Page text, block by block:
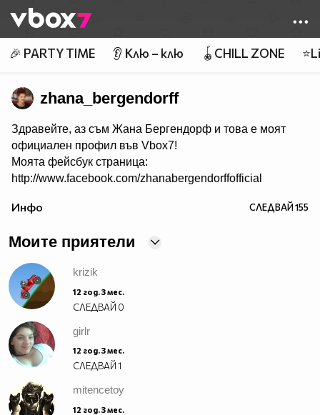
👾
🎉 PARTY TIME 👂 Клю – клю 🪀CHILL ZONE
zhana_bergendorff
Здравейте, аз съм Жана Бергендорф и това е моят
официален профил във Vbox7!
Моята фейсбук страница:
http://www.facebook.com/zhanabergendorffofficial
Инфо СЛЕДВАЙ155
Моите приятели
krizik
12 год. 3 мес.
СЛЕДВАЙ 0
girlr
12 год. 3 мес.
СЛЕДВАЙ1
mitencetoy
12 год. 3 мес.